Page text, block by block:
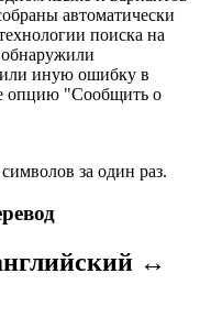
автоматически
поиска на
иную ошибку в
опцию "Сообщить о
символов за один раз.
↔